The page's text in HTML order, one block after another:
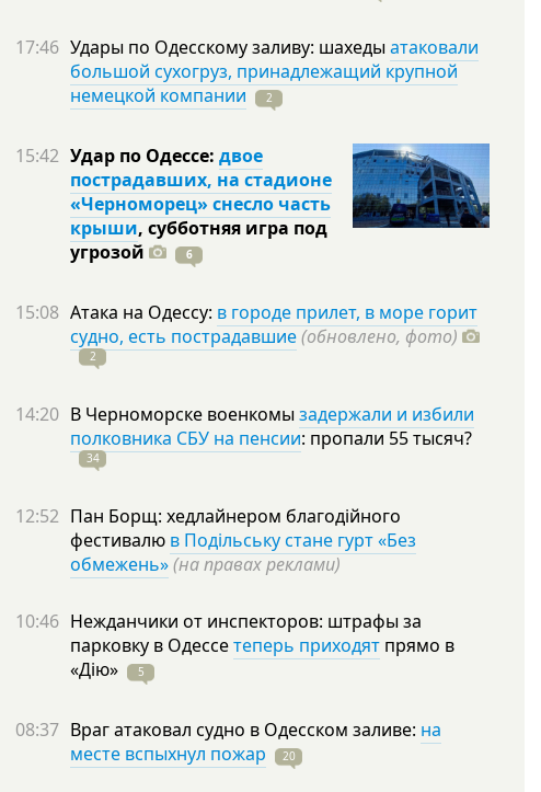
17:46 Удары по Одесскому заливу: шахеды атаковали
большой сухогруз, принадлежащий крупной
немецкой компании
2
15:42 Удар по Одессе: двое
пострадавших, на стадионе
«Черноморец» снесло часть
крыши, субботняя игра под
угрозой
6
15:08 Атака на Одессу: в городе прилет, в море горит
судно, есть пострадавшие(обновлено, фото)
2
14:20 В Черноморске военкомы задержали и избили
полковника СБУ на пенсии: пропали 55тысяч?
34
12:52 Пан Борщ: хедлайнером благодійного
фестивалю в Подільську стане гурт «Без
обмежень»(на правах реклами)
10:46 Нежданчики от инспекторов: штрафы за
парковку в Одессетеперь приходят прямо в
«Дію»
5
08:37 Враг атаковал судно в Одесском заливе: на
месте вспыхнул пожар
20